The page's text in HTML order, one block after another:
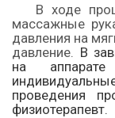
В ходе
массажные
давления на
давление. В
на
проведения
физиотерапевт.